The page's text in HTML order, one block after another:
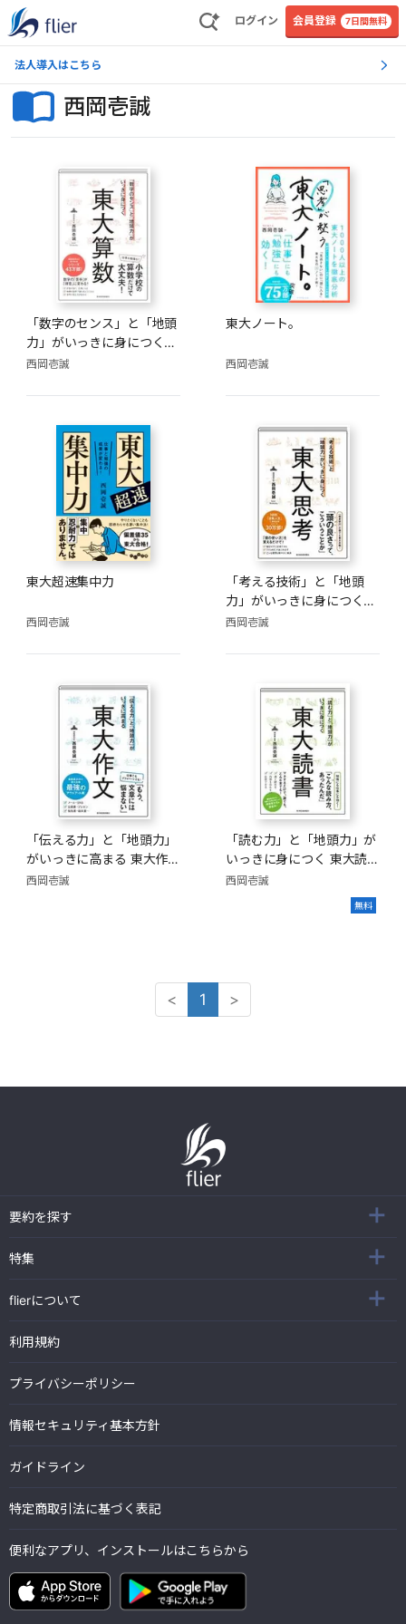
ログイン 会員登録 7日間無料
法人導入はこちら
西岡壱誠
「数字のセンス」と「地頭
力」がいっきに身につく
東大算数
西岡壱誠
東大ノート。
西岡壱誠
東大超速集中力
西岡壱誠
「考える技術」と「地頭
力」がいっきに身につく
東大思考
西岡壱誠
「伝える力」と「地頭力」
がいっきに高まる 東大作
文
西岡壱誠
「読む力」と「地頭力」が
いっきに身につく 東大読
書
西岡壱誠
無料
< 1 >
要約を探す
特集
flierについて
利用規約
プライバシーポリシー
情報セキュリティ基本方針
ガイドライン
特定商取引法に基づく表記
便利なアプリ、インストールはこちらから